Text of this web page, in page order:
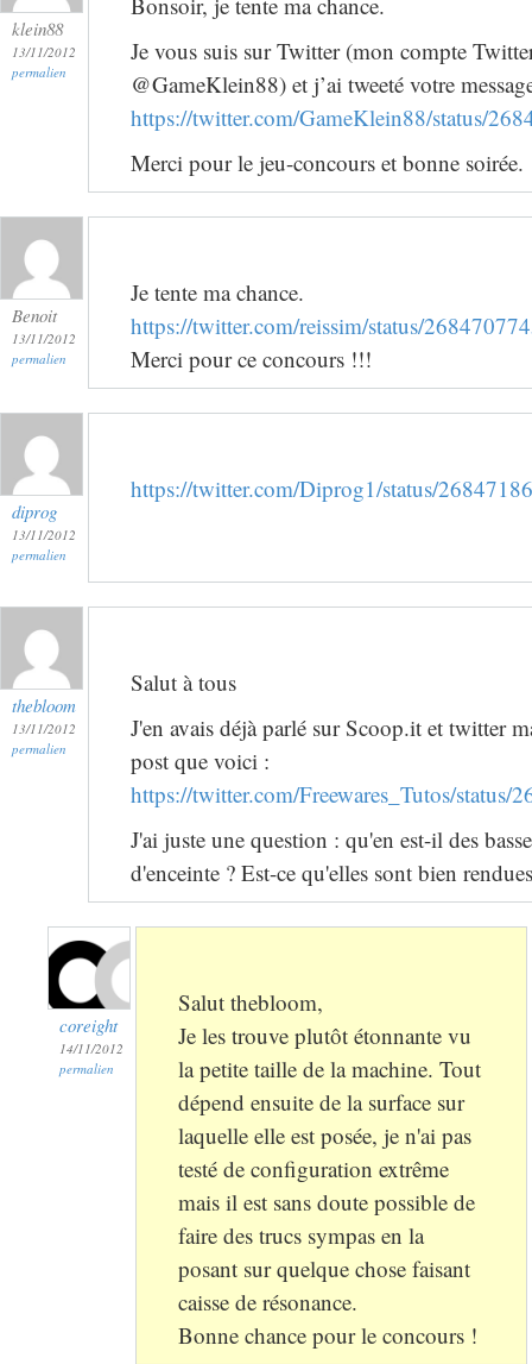
klein88
13/11/2012
permalien
Je vous suis sur Twitter (mon compte
@GameKlein88) et j’ai tweeté votre
https://twitter.com/GameKlein88/status/
Merci pour le jeu-concours et bonne soirée.
Benoit
13/11/2012
permalien
Je tente ma chance.
https://twitter.com/reissim/status/
Merci pour ce concours !!!
diprog
13/11/2012
permalien
https://twitter.com/Diprog1/status/
thebloom
13/11/2012
permalien
Salut à tous
J'en avais déjà parlé sur Scoop.it et twitter
post que voici :
https://twitter.com/Freewares_Tutos/status/
J'ai juste une question : qu'en est-il des
d'enceinte ? Est-ce qu'elles sont bien
coreight
14/11/2012
permalien
Salut thebloom,
Je les trouve plutôt étonnante vu
la petite taille de la machine. Tout
dépend ensuite de la surface sur
laquelle elle est posée, je n'ai pas
testé de configuration extrême
mais il est sans doute possible de
faire des trucs sympas en la
posant sur quelque chose faisant
caisse de résonance.
Bonne chance pour le concours !